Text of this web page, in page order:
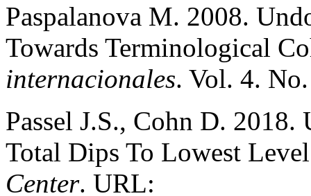
Paspalanova M. 2008.
Towards Terminological
internacionales. Vol. 4.
Passel J.S., Cohn D.
Total Dips To Lowest
Center. URL: